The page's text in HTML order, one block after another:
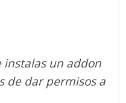
instalas un addon
de dar permisos a